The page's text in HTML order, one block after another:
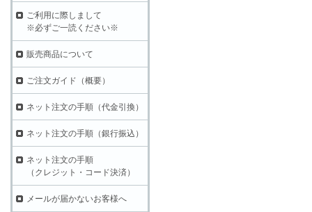
ご利用に際しまして
※必ずご一読ください※
販売商品について
ご注文ガイド（概要）
ネット注文の手順（代金引換）
ネット注文の手順（銀行振込）
ネット注文の手順
（クレジット・コード決済）
メールが届かないお客様へ